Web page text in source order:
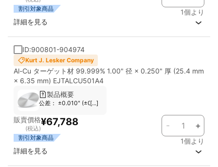
・微量銅添加による膜密着性および膜質の改善
・粒界の均質化による成膜中のパーティクル発生リスクの低減
・高い熱伝導と安定した電気特性
・電子デバイスや光学デバイスにおける高品質膜形成に適合
・単層膜・多層膜いずれの成膜構成にも対応
用途例：
半導体デバイス、電子部品の配線層やコーティング膜
光学デバイス (反射膜、導電膜など) の薄膜コーティング
他の金属ターゲットとの組み合わせによる、多層膜形成や合金膜
形成
割引対象商品
1個より
詳細を見る
ID:900801-904974
Kurt J. Lesker Company
Al-Cu ターゲット材 99.999% 1.00" 径 × 0.250" 厚 (25.4 mm
× 6.35 mm) EJTALCU501A4
製品概要
公差： ±0.010" (±0.254 mm) 対応スパッタガン： Most Standard
[...]
販賣價格
(税込)
¥67,788
割引対象商品
- +
1個より
詳細を見る